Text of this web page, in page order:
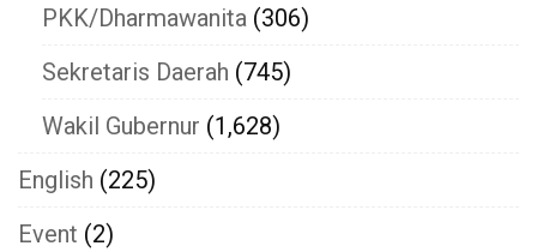
PKK/Dharmawanita (306)
Sekretaris Daerah (745)
Wakil Gubernur (1,628)
English (225)
Event (2)